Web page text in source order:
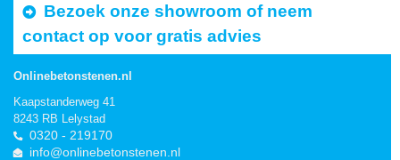
Bezoek onze showroom of neem
contact op voor gratis advies
Onlinebetonstenen.nl
Kaapstanderweg 41
8243 RB Lelystad
0320 - 219170
info@onlinebetonstenen.nl